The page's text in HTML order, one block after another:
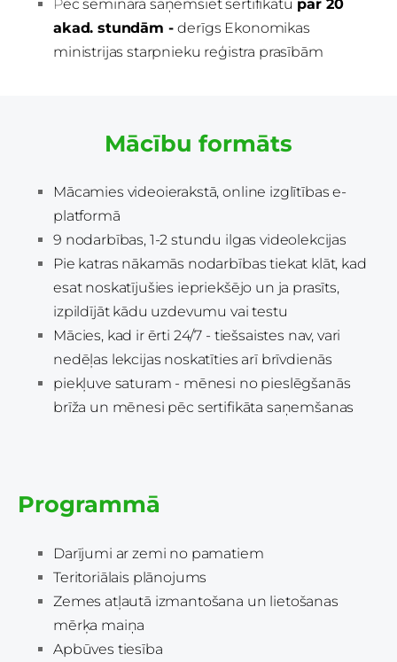
Pēc semināra saņemsiet sertifikātu par 20
akad. stundām -derīgs Ekonomikas
ministrijas starpnieku reģistra prasībām
Mācību formāts
Mācamies videoierakstā, online izglītības e-
platformā
9 nodarbības, 1-2 stundu ilgas videolekcijas
Pie katras nākamās nodarbības tiekat klāt, kad
esat noskatījušies iepriekšējo un ja prasīts,
izpildījāt kādu uzdevumu vai testu
Mācies, kad ir ērti 24/7 - tiešsaistes nav, vari
nedēļas lekcijas noskatīties arī brīvdienās
piekļuve saturam - mēnesi no pieslēgšanās
brīža un mēnesi pēc sertifikāta saņemšanas
Programmā
Darījumi ar zemi no pamatiem
Teritoriālais plānojums
Zemes atļautā izmantošana un lietošanas
mērķa maiņa
Apbūves tiesība